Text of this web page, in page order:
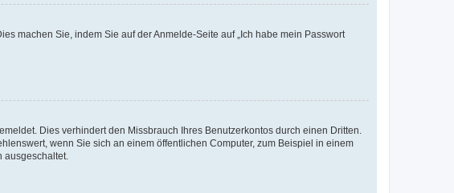
machen Sie, indem Sie auf der Anmelde-Seite auf „Ich habe mein Passwort
Dies verhindert den Missbrauch Ihres Benutzerkontos durch einen Dritten.
wenn Sie sich an einem öffentlichen Computer, zum Beispiel in einem
ausgeschaltet.